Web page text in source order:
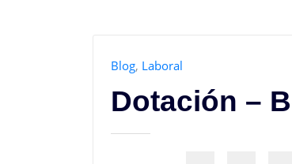
Blog, Laboral
Dotación –